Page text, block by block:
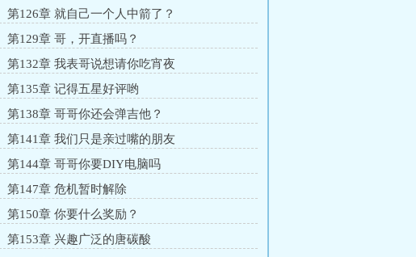
第126章 就自己一个人中箭了？
第129章 哥，开直播吗？
第132章 我表哥说想请你吃宵夜
第135章 记得五星好评哟
第138章 哥哥你还会弹吉他？
第141章 我们只是亲过嘴的朋友
第144章 哥哥你要DIY电脑吗
第147章 危机暂时解除
第150章 你要什么奖励？
第153章 兴趣广泛的唐碳酸